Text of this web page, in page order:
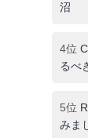
沼
4位
るべ
5位
みま